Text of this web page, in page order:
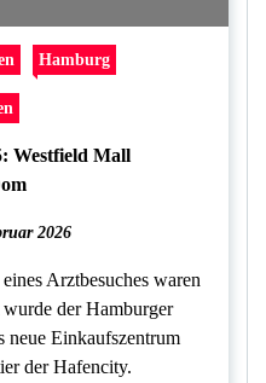
Hamburg
Westfield Mall
2026
Arztbesuches waren
der Hamburger
neue Einkaufszentrum
der Hafencity.